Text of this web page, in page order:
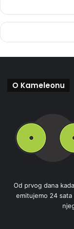
O Kameleonu
Od prvog dana
emitujemo 24